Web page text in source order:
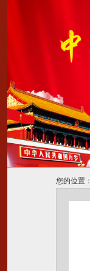
您的位置：